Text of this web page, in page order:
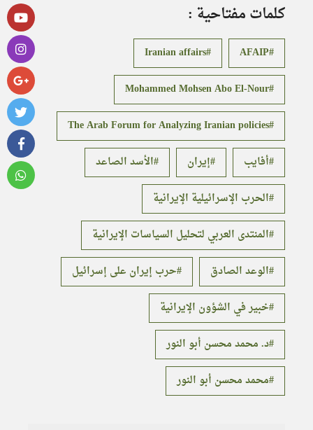
كلمات مفتاحية :
AFAIP
Iranian affairs
Mohammed Mohsen Abo El-Nour
The Arab Forum for Analyzing Iranian policies
أفايب
إيران
الأسد الصاعد
الحرب الإسرائيلية الإيرانية
المنتدى العربي لتحليل السياسات الإيرانية
الوعد الصادق
حرب إيران على إسرائيل
خبير في الشؤون الإيرانية
د. محمد محسن أبو النور
محمد محسن أبو النور